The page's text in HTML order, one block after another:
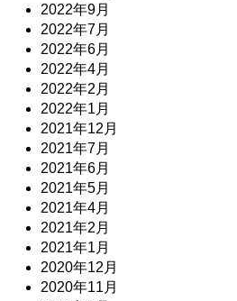
2022年9月
2022年7月
2022年6月
2022年4月
2022年2月
2022年1月
2021年12月
2021年7月
2021年6月
2021年5月
2021年4月
2021年2月
2021年1月
2020年12月
2020年11月